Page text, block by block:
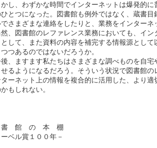
し、わずかな時間でインターネットは爆発的に
とつになった。図書館も例外ではなく、蔵書
さまざまな連絡をしたりと、業務をインターネ
、図書館のレファレンス業務においても、イン
して、また資料の内容を補完する情報源とし
つあるのではないだろうか。
、ますます私たちはさまざまな調べものを自宅
るようになるだろう。そういう状況で図書館の
ターネット上の情報を複合的に活用した、より
もしれない。
Ｙ．
書　館　の　本　棚
ーベル賞１００年－